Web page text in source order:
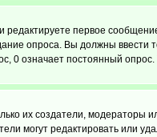
редактируете первое
опроса. Вы должны
0 означает постоянный
их создатели, модераторы
могут редактировать или